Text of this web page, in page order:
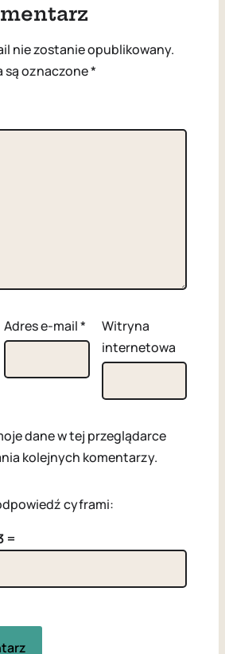
nie zostanie opublikowany.
są oznaczone*
Adres e-mail*
Witryna
internetowa
dane w tej przeglądarce
kolejnych komentarzy.
cyframi:
=